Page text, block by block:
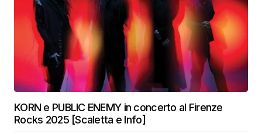
KORN e PUBLIC ENEMY in concerto al Firenze
Rocks 2025 [Scaletta e Info]